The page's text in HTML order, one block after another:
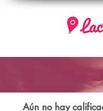
Aún no hay